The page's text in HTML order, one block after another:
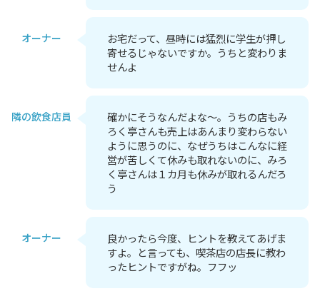
オーナー
お宅だって、昼時には猛烈に学生が押し
寄せるじゃないですか。うちと変わりま
せんよ
隣の飲食店員
確かにそうなんだよな～。うちの店もみ
ろく亭さんも売上はあんまり変わらない
ように思うのに、なぜうちはこんなに経
営が苦しくて休みも取れないのに、みろ
く亭さんは１カ月も休みが取れるんだろ
う
オーナー
良かったら今度、ヒントを教えてあげま
すよ。と言っても、喫茶店の店長に教わ
ったヒントですがね。フフッ